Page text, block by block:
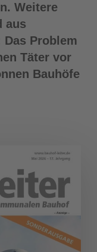
Weitere
aus
Problem
Täter vor
Bauhöfe